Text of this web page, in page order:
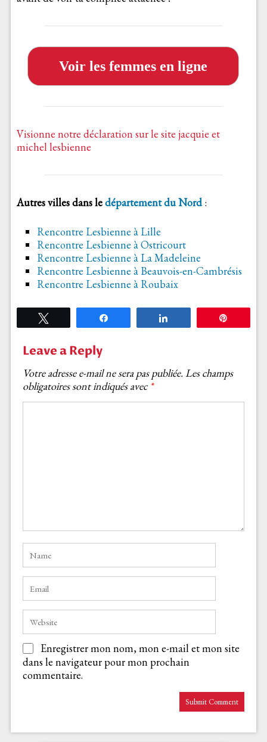
Voir les femmes en ligne
Visionne notre déclaration sur le site jacquie et
michel lesbienne
Autres villes dans ledépartement du Nord :
Rencontre Lesbienne à Lille
Rencontre Lesbienne à Ostricourt
Rencontre Lesbienne à La Madeleine
Rencontre Lesbienne à Beauvois-en-Cambrésis
Rencontre Lesbienne à Roubaix
Leave a Reply
Votre adresse e-mail ne sera pas publiée.Les champs
obligatoires sont indiqués avec *
Enregistrer mon nom, mon e-mail et mon site
dans le navigateur pour mon prochain
commentaire.